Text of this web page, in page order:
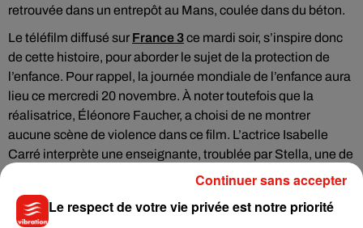
retrouvée dans un entrepôt au Mans, coulée dans du béton.
Le téléfilm diffusé sur France 3ce mardi soir, s’inspire donc
de cette histoire, pour aborder le sujet de la protection de
l’enfance. Pour rappel, la journée mondiale de l’enfance aura
lieu ce mercredi 20 novembre. À noter toutefois que la
réalisatrice, Éléonore Faucher, a choisi de ne montrer
aucune scène de violence dans ce film. L’actrice Isabelle
Carré interprète une enseignante, troublée par Stella, une de
ses élèves, dont le rôle est inspiré de Marina.
Le respect de votre vie privée est notre priorité
Continuer sans accepter